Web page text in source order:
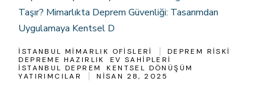
Taşır? Mimarlıkta Deprem Güvenliği: Tasarımdan
Uygulamaya Kentsel D
İSTANBUL MIMARLIK OFISLERI
DEPREM RISKI
DEPREME HAZIRLIK
EV SAHIPLERI
İSTANBUL DEPREM
KENTSEL DÖNÜŞÜM
YATIRIMCILAR
NISAN 28, 2025